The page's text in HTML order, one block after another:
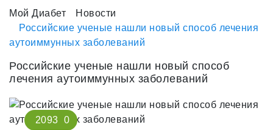
Мой Диабет
Новости
Российские ученые нашли новый способ лечения
аутоиммунных заболеваний
Российские ученые нашли новый способ
лечения аутоиммунных заболеваний
2093 0